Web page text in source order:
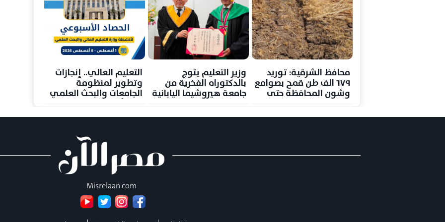
محافظ الشرقية: توريد
٦٧٩ الف طن قمح بصوامع
وشون المحافظة حتى
وزير التعليم يتوج
بالدكتوراه الفخرية من
جامعة هيروشيما اليابانية
التعليم العالي.. إنجازات
وتطوير لمنظومة
الجامعات والبحث العلمي
Misrelaan.com